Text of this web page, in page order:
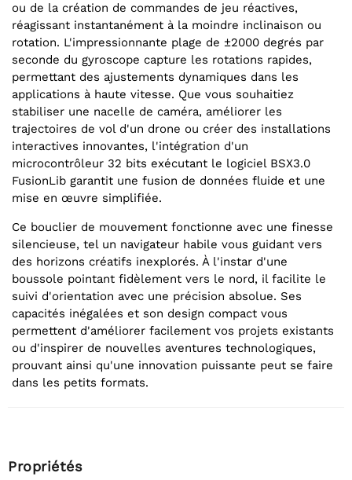
ou de la création de commandes de jeu réactives,
réagissant instantanément à la moindre inclinaison ou
rotation. L'impressionnante plage de ±2000 degrés par
seconde du gyroscope capture les rotations rapides,
permettant des ajustements dynamiques dans les
applications à haute vitesse. Que vous souhaitiez
stabiliser une nacelle de caméra, améliorer les
trajectoires de vol d'un drone ou créer des installations
interactives innovantes, l'intégration d'un
microcontrôleur 32 bits exécutant le logiciel BSX3.0
FusionLib garantit une fusion de données fluide et une
mise en œuvre simplifiée.
Ce bouclier de mouvement fonctionne avec une finesse
silencieuse, tel un navigateur habile vous guidant vers
des horizons créatifs inexplorés. À l'instar d'une
boussole pointant fidèlement vers le nord, il facilite le
suivi d'orientation avec une précision absolue. Ses
capacités inégalées et son design compact vous
permettent d'améliorer facilement vos projets existants
ou d'inspirer de nouvelles aventures technologiques,
prouvant ainsi qu'une innovation puissante peut se faire
dans les petits formats.
Propriétés